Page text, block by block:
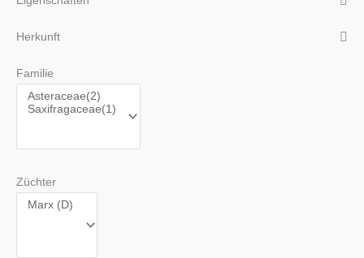
Herkunft
Familie
Züchter